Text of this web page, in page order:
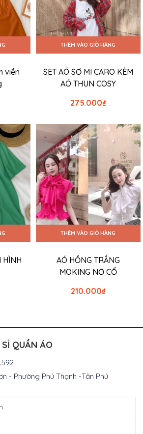
viền
THÊM VÀO GIỎ HÀNG
SET AÓ SƠ MI CARO KÈM
AÓ THUN COSY
₫
275.000
HÌNH
THÊM VÀO GIỎ HÀNG
AÓ HỒNG TRẮNG
MOKING NƠ CỔ
₫
210.000
QUẦN ÁO
- Phường Phú Thạnh -Tân Phú